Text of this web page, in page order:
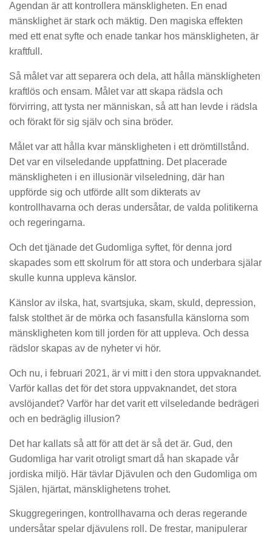
Agendan är att kontrollera mänskligheten. En enad
mänsklighet är stark och mäktig. Den magiska effekten
med ett enat syfte och enade tankar hos mänskligheten, är
kraftfull.
Så målet var att separera och dela, att hålla mänskligheten
kraftlös och ensam. Målet var att skapa rädsla och
förvirring, att tysta ner människan, så att han levde i rädsla
och förakt för sig själv och sina bröder.
Målet var att hålla kvar mänskligheten i ett drömtillstånd.
Det var en vilseledande uppfattning. Det placerade
mänskligheten i en illusionär vilseledning, där han
uppförde sig och utförde allt som dikterats av
kontrollhavarna och deras undersåtar, de valda politikerna
och regeringarna.
Och det tjänade det Gudomliga syftet, för denna jord
skapades som ett skolrum för att stora och underbara själar
skulle kunna uppleva känslor.
Känslor av ilska, hat, svartsjuka, skam, skuld, depression,
falsk stolthet är de mörka och fasansfulla känslorna som
mänskligheten kom till jorden för att uppleva. Och dessa
rädslor skapas av de nyheter vi hör.
Och nu, i februari 2021, är vi mitt i den stora uppvaknandet.
Varför kallas det för det stora uppvaknandet, det stora
avslöjandet? Varför har det varit ett vilseledande bedrägeri
och en bedräglig illusion?
Det har kallats så att för att det är så det är. Gud, den
Gudomliga har varit otroligt smart då han skapade vår
jordiska miljö. Här tävlar Djävulen och den Gudomliga om
Själen, hjärtat, mänsklighetens trohet.
Skuggregeringen, kontrollhavarna och deras regerande
undersåtar spelar djävulens roll. De frestar, manipulerar